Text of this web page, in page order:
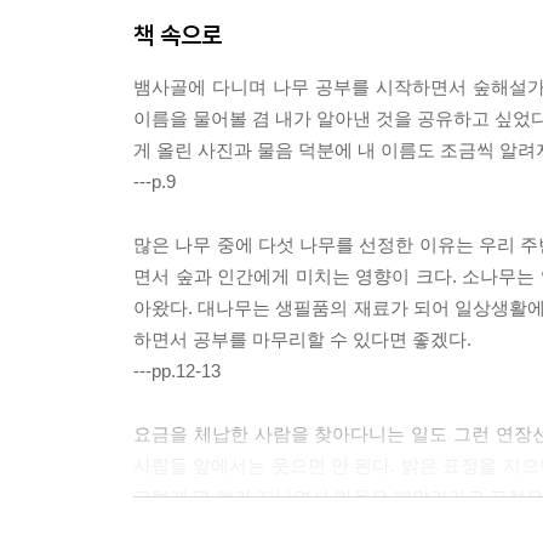
책 속으로
뱀사골에 다니며 나무 공부를 시작하면서 숲해설
이름을 물어볼 겸 내가 알아낸 것을 공유하고 싶
게 올린 사진과 물음 덕분에 내 이름도 조금씩 알려
---p.9
많은 나무 중에 다섯 나무를 선정한 이유는 우리
면서 숲과 인간에게 미치는 영향이 크다. 소나무
아왔다. 대나무는 생필품의 재료가 되어 일상생활
하면서 공부를 마무리할 수 있다면 좋겠다.
---pp.12-13
요금을 체납한 사람을 찾아다니는 일도 그런 연
그렇게 몇 해가 지나면서 마음은 메말라가고 표정